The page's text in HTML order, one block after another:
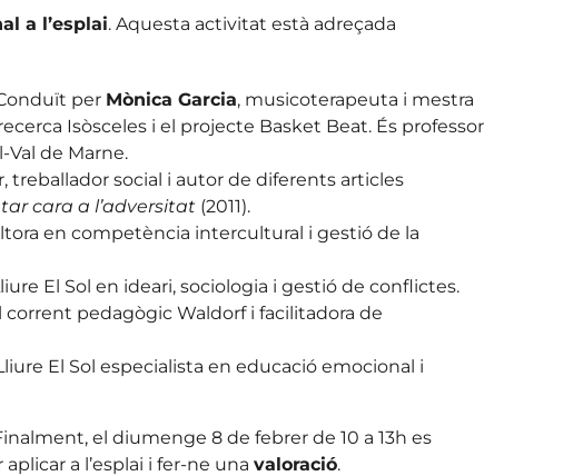
a l’esplai. Aquesta activitat està adreçada
per Mònica Garcia, musicoterapeuta i mestra
Isòsceles i el projecte Basket Beat. És professor
de Marne.
treballador social i autor de diferents articles
cara a l’adversitat (2011).
en competència intercultural i gestió de la
El Sol en ideari, sociologia i gestió de conflictes.
corrent pedagògic Waldorf i facilitadora de
El Sol especialista en educació emocional i
el diumenge 8 de febrer de 10 a 13h es
a l’esplai i fer-ne una valoració.